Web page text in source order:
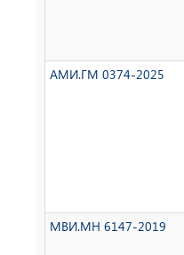
АМИ.ГМ 0374-2025
МВИ.МН 6147-2019